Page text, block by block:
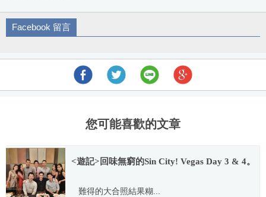
論
導
Facebook 留言
您可能喜歡的文章
<遊記>回味無窮的Sin City! Vegas Day 3 & 4。
難得的大合照結果糊...